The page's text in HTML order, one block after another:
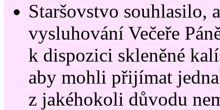
Staršovstvo souhlasilo,
vysluhování Večeře
k dispozici skleněné
aby mohli přijímat
z jakéhokoli důvodu